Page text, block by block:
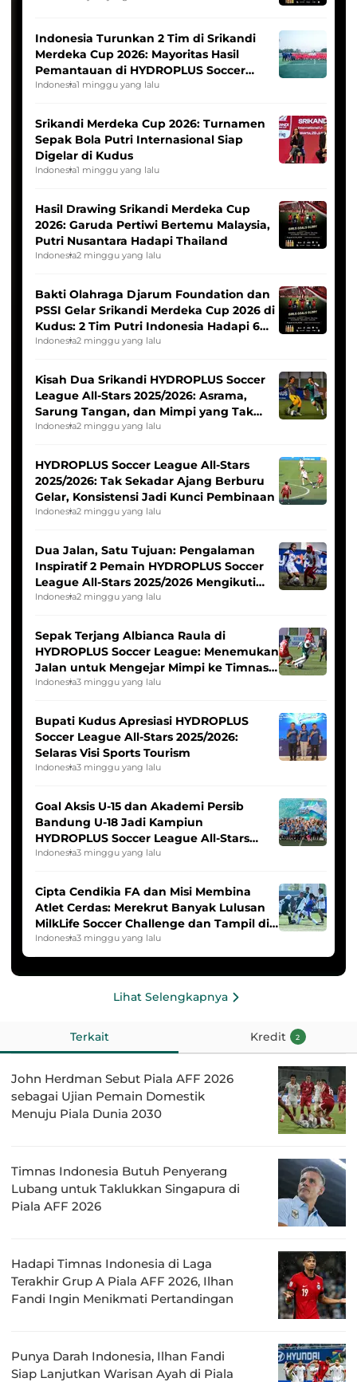
Indonesia Turunkan 2 Tim di Srikandi
Merdeka Cup 2026: Mayoritas Hasil
Pemantauan di HYDROPLUS Soccer
League
Indonesia1 minggu yang lalu
Srikandi Merdeka Cup 2026: Turnamen
Sepak Bola Putri Internasional Siap
Digelar di Kudus
Indonesia1 minggu yang lalu
Hasil Drawing Srikandi Merdeka Cup
2026: Garuda Pertiwi Bertemu Malaysia,
Putri Nusantara Hadapi Thailand
Indonesia2 minggu yang lalu
Bakti Olahraga Djarum Foundation dan
PSSI Gelar Srikandi Merdeka Cup 2026 di
Kudus: 2 Tim Putri Indonesia Hadapi 6
Tim Asia
Indonesia2 minggu yang lalu
Kisah Dua Srikandi HYDROPLUS Soccer
League All-Stars 2025/2026: Asrama,
Sarung Tangan, dan Mimpi yang Tak
Pernah Padam
Indonesia2 minggu yang lalu
HYDROPLUS Soccer League All-Stars
2025/2026: Tak Sekadar Ajang Berburu
Gelar, Konsistensi Jadi Kunci Pembinaan
Indonesia2 minggu yang lalu
Dua Jalan, Satu Tujuan: Pengalaman
Inspiratif 2 Pemain HYDROPLUS Soccer
League All-Stars 2025/2026 Mengikuti
Seleksi Timnas Indonesia Putri
Indonesia2 minggu yang lalu
Sepak Terjang Albianca Raula di
HYDROPLUS Soccer League: Menemukan
Jalan untuk Mengejar Mimpi ke Timnas
Indonesia Putri
Indonesia3 minggu yang lalu
Bupati Kudus Apresiasi HYDROPLUS
Soccer League All-Stars 2025/2026:
Selaras Visi Sports Tourism
Indonesia3 minggu yang lalu
Goal Aksis U-15 dan Akademi Persib
Bandung U-18 Jadi Kampiun
HYDROPLUS Soccer League All-Stars
2025/2026
Indonesia3 minggu yang lalu
Cipta Cendikia FA dan Misi Membina
Atlet Cerdas: Merekrut Banyak Lulusan
MilkLife Soccer Challenge dan Tampil di
HYDROPLUS Soccer League
Indonesia3 minggu yang lalu
Lihat Selengkapnya
Terkait Kredit 2
John Herdman Sebut Piala AFF 2026
sebagai Ujian Pemain Domestik
Menuju Piala Dunia 2030
Timnas Indonesia Butuh Penyerang
Lubang untuk Taklukkan Singapura di
Piala AFF 2026
Hadapi Timnas Indonesia di Laga
Terakhir Grup A Piala AFF 2026, Ilhan
Fandi Ingin Menikmati Pertandingan
Punya Darah Indonesia, Ilhan Fandi
Siap Lanjutkan Warisan Ayah di Piala